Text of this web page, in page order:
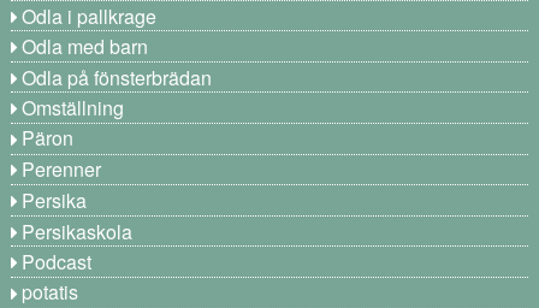
Odla i pallkrage
Odla med barn
Odla på fönsterbrädan
Omställning
Päron
Perenner
Persika
Persikaskola
Podcast
potatis